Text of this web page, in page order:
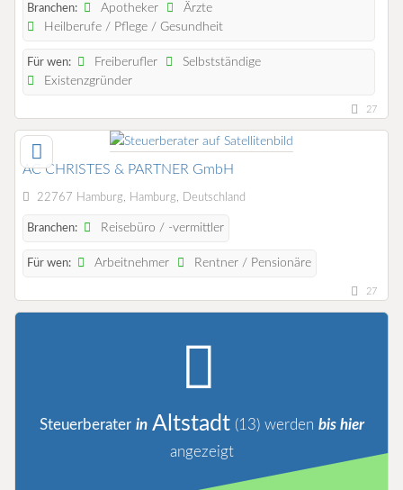
Branchen: Apotheker
Ärzte
Heilberufe / Pflege / Gesundheit
Für wen: Freiberufler
Selbstständige
Existenzgründer
27
AC CHRISTES & PARTNER GmbH
22767 Hamburg, Hamburg, Deutschland
Branchen: Reisebüro / -vermittler
Für wen: Arbeitnehmer Rentner / Pensionäre
27
Steuerberater in Altstadt (13)werden bis hier
angezeigt